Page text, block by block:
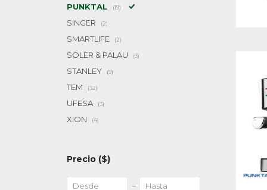
PUNKTAL (19)
SINGER (2)
SMARTLIFE (2)
SOLER & PALAU (3)
STANLEY (9)
TEM (32)
UFESA (3)
XION (4)
Precio ($)